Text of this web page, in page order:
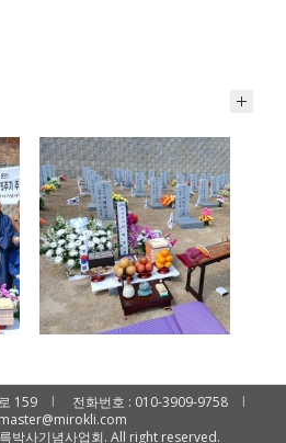
159 l 전화번호 : 010-3909-9758
l
박사기념사업회. All right reserved.